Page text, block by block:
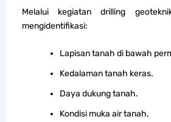
Melalui kegiatan drilling
mengidentifikasi:
Lapisan tanah di bawah
Kedalaman tanah keras.
Daya dukung tanah.
Kondisi muka air tanah.